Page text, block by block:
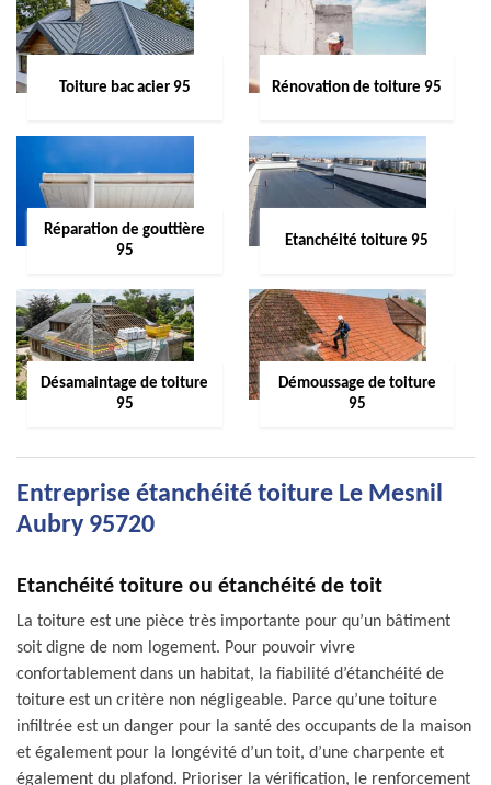
Toiture bac acier 95 Rénovation de toiture 95
Réparation de gouttière
95
Etanchéité toiture 95
Désamaintage de toiture
95
Démoussage de toiture
95
Entreprise étanchéité toiture Le Mesnil
Aubry 95720
Etanchéité toiture ou étanchéité de toit
La toiture est une pièce très importante pour qu’un bâtiment
soit digne de nom logement. Pour pouvoir vivre
confortablement dans un habitat, la fiabilité d’étanchéité de
toiture est un critère non négligeable. Parce qu’une toiture
infiltrée est un danger pour la santé des occupants de la maison
et également pour la longévité d’un toit, d’une charpente et
également du plafond. Prioriser la vérification, le renforcement